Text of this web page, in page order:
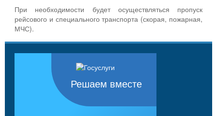
При необходимости будет осуществляться пропуск
рейсового и специального транспорта (скорая, пожарная,
МЧС).
Решаем вместе